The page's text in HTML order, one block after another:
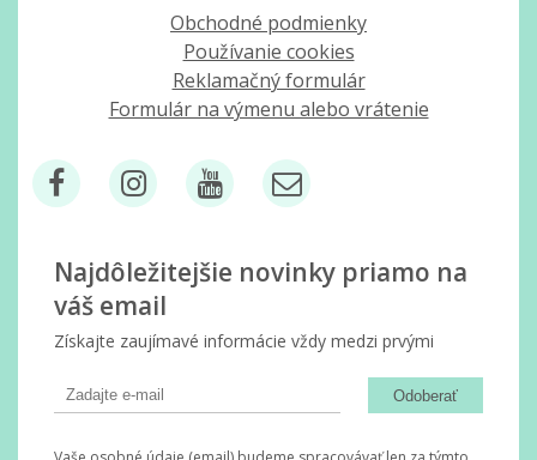
Obchodné podmienky
Používanie cookies
Reklamačný formulár
Formulár na výmenu alebo vrátenie
Najdôležitejšie novinky priamo na
váš email
Získajte zaujímavé informácie vždy medzi prvými
Odoberať